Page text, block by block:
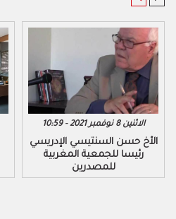
الاثنين 8 نوفمبر 2021 - 10:59
‬للمصدرين‭